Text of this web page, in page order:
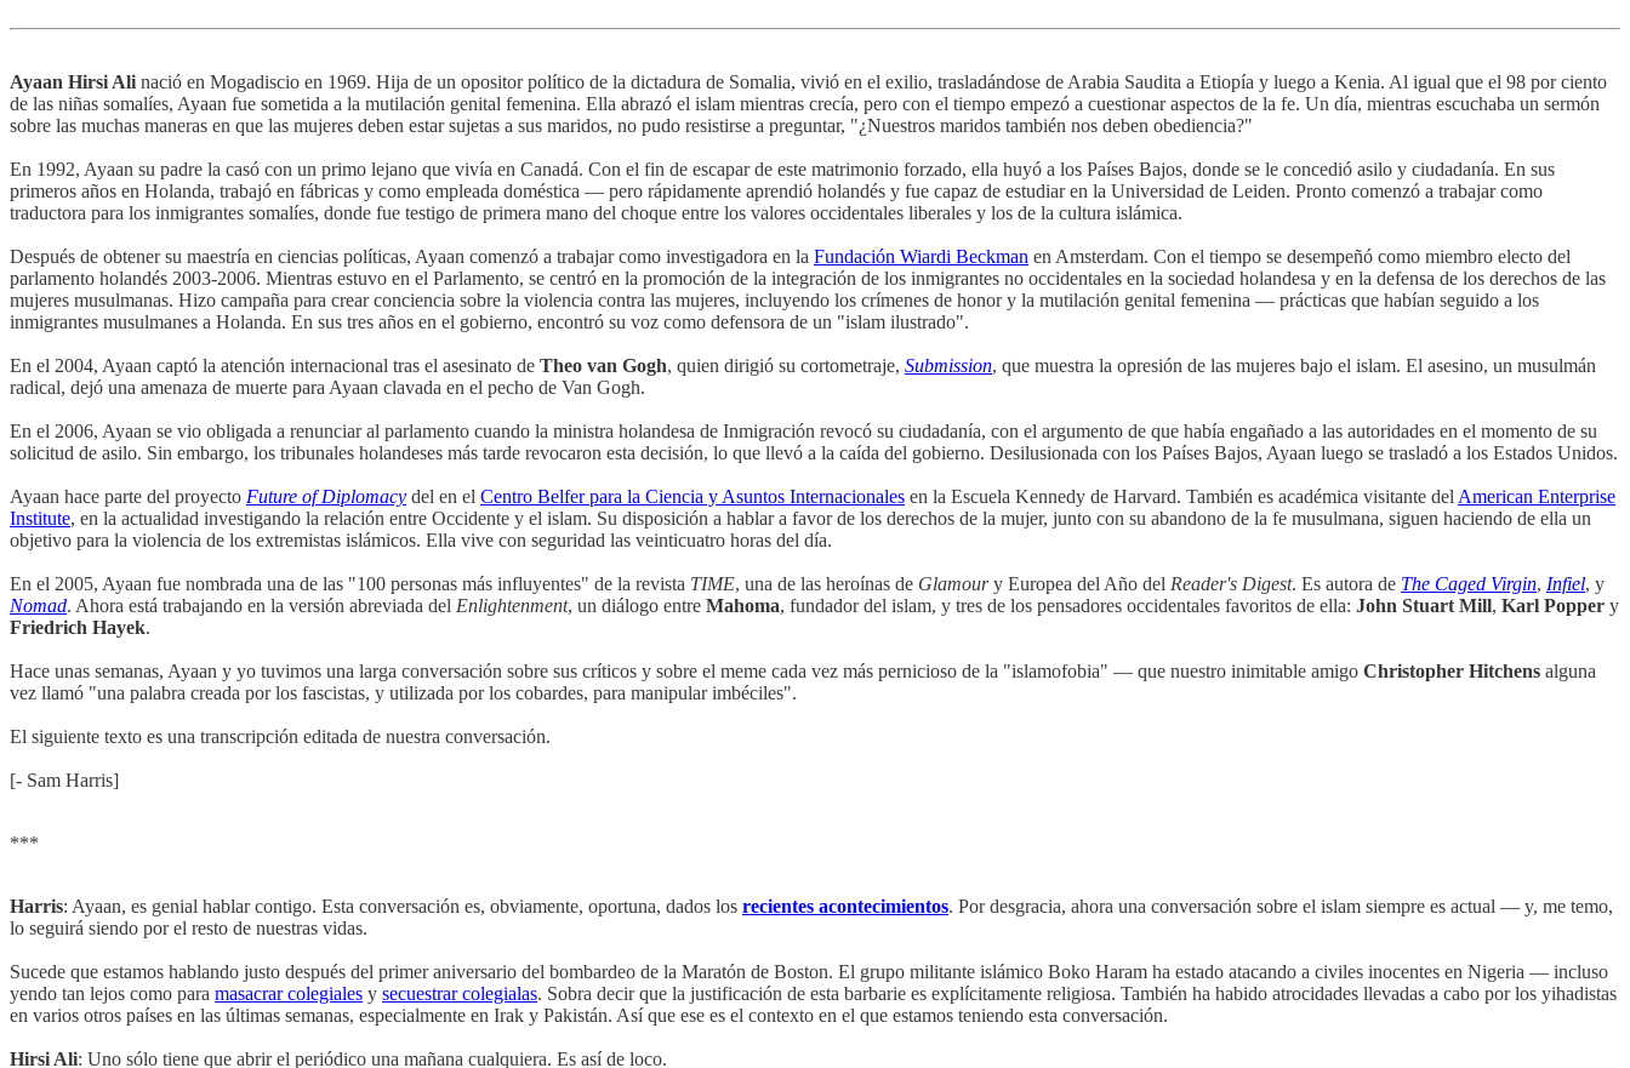
Ayaan Hirsi Ali nació en Mogadiscio en 1969. Hija de un opositor político de la dictadura de Somalia, vivió en el exilio, trasladándose de Arabia Saudita a Etiopía y luego a Kenia. Al igual que el 98 por ciento
de las niñas somalíes, Ayaan fue sometida a la mutilación genital femenina. Ella abrazó el islam mientras crecía, pero con el tiempo empezó a cuestionar aspectos de la fe. Un día, mientras escuchaba un sermón
sobre las muchas maneras en que las mujeres deben estar sujetas a sus maridos, no pudo resistirse a preguntar, "¿Nuestros maridos también nos deben obediencia?"
En 1992, Ayaan su padre la casó con un primo lejano que vivía en Canadá. Con el fin de escapar de este matrimonio forzado, ella huyó a los Países Bajos, donde se le concedió asilo y ciudadanía. En sus
primeros años en Holanda, trabajó en fábricas y como empleada doméstica — pero rápidamente aprendió holandés y fue capaz de estudiar en la Universidad de Leiden. Pronto comenzó a trabajar como
traductora para los inmigrantes somalíes, donde fue testigo de primera mano del choque entre los valores occidentales liberales y los de la cultura islámica.
Después de obtener su maestría en ciencias políticas, Ayaan comenzó a trabajar como investigadora en la Fundación Wiardi Beckman en Amsterdam. Con el tiempo se desempeñó como miembro electo del
parlamento holandés 2003-2006. Mientras estuvo en el Parlamento, se centró en la promoción de la integración de los inmigrantes no occidentales en la sociedad holandesa y en la defensa de los derechos de las
mujeres musulmanas. Hizo campaña para crear conciencia sobre la violencia contra las mujeres, incluyendo los crímenes de honor y la mutilación genital femenina — prácticas que habían seguido a los
inmigrantes musulmanes a Holanda. En sus tres años en el gobierno, encontró su voz como defensora de un "islam ilustrado".
En el 2004, Ayaan captó la atención internacional tras el asesinato de Theo van Gogh, quien dirigió su cortometraje, Submission, que muestra la opresión de las mujeres bajo el islam. El asesino, un musulmán
radical, dejó una amenaza de muerte para Ayaan clavada en el pecho de Van Gogh.
En el 2006, Ayaan se vio obligada a renunciar al parlamento cuando la ministra holandesa de Inmigración revocó su ciudadanía, con el argumento de que había engañado a las autoridades en el momento de su
solicitud de asilo. Sin embargo, los tribunales holandeses más tarde revocaron esta decisión, lo que llevó a la caída del gobierno. Desilusionada con los Países Bajos, Ayaan luego se trasladó a los Estados Unidos.
Ayaan hace parte del proyecto Future of Diplomacy del en el Centro Belfer para la Ciencia y Asuntos Internacionales en la Escuela Kennedy de Harvard. También es académica visitante del American Enterprise
Institute, en la actualidad investigando la relación entre Occidente y el islam. Su disposición a hablar a favor de los derechos de la mujer, junto con su abandono de la fe musulmana, siguen haciendo de ella un
objetivo para la violencia de los extremistas islámicos. Ella vive con seguridad las veinticuatro horas del día.
En el 2005, Ayaan fue nombrada una de las "100 personas más influyentes" de la revista TIME, una de las heroínas de Glamoury Europea del Año del Reader's Digest. Es autora de The Caged Virgin, Infiel, y
Nomad. Ahora está trabajando en la versión abreviada del Enlightenment, un diálogo entre Mahoma, fundador del islam, y tres de los pensadores occidentales favoritos de ella: John Stuart Mill, Karl Popper y
Friedrich Hayek.
Hace unas semanas, Ayaan y yo tuvimos una larga conversación sobre sus críticos y sobre el meme cada vez más pernicioso de la "islamofobia" — que nuestro inimitable amigo Christopher Hitchens alguna
vez llamó "una palabra creada por los fascistas, y utilizada por los cobardes, para manipular imbéciles".
El siguiente texto es una transcripción editada de nuestra conversación.
[- Sam Harris]
***
Harris: Ayaan, es genial hablar contigo. Esta conversación es, obviamente, oportuna, dados los recientes acontecimientos. Por desgracia, ahora una conversación sobre el islam siempre es actual — y, me temo,
lo seguirá siendo por el resto de nuestras vidas.
Sucede que estamos hablando justo después del primer aniversario del bombardeo de la Maratón de Boston. El grupo militante islámico Boko Haram ha estado atacando a civiles inocentes en Nigeria — incluso
yendo tan lejos como para masacrar colegiales y secuestrar colegialas. Sobra decir que la justificación de esta barbarie es explícitamente religiosa. También ha habido atrocidades llevadas a cabo por los yihadistas
en varios otros países en las últimas semanas, especialmente en Irak y Pakistán. Así que ese es el contexto en el que estamos teniendo esta conversación.
Hirsi Ali: Uno sólo tiene que abrir el periódico una mañana cualquiera. Es así de loco.